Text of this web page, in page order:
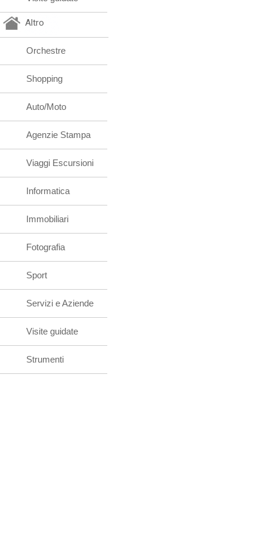
Altro
Orchestre
Shopping
Auto/Moto
Agenzie Stampa
Viaggi Escursioni
Informatica
Immobiliari
Fotografia
Sport
Servizi e Aziende
Visite guidate
Strumenti